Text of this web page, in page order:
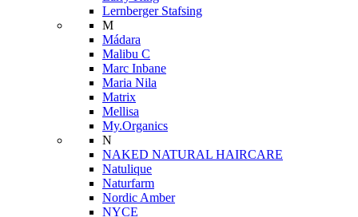
Lernberger Stafsing
M
Mádara
Malibu C
Marc Inbane
Maria Nila
Matrix
Mellisa
My.Organics
N
NAKED NATURAL HAIRCARE
Natulique
Naturfarm
Nordic Amber
NYCE